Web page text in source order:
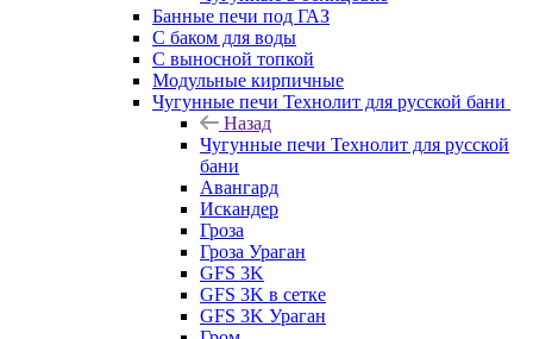
Банные печи под ГАЗ
С баком для воды
С выносной топкой
Модульные кирпичные
Чугунные печи Технолит для русской бани
Назад
Чугунные печи Технолит для русской
бани
Авангард
Искандер
Гроза
Гроза Ураган
GFS 3K
GFS 3K в сетке
GFS 3K Ураган